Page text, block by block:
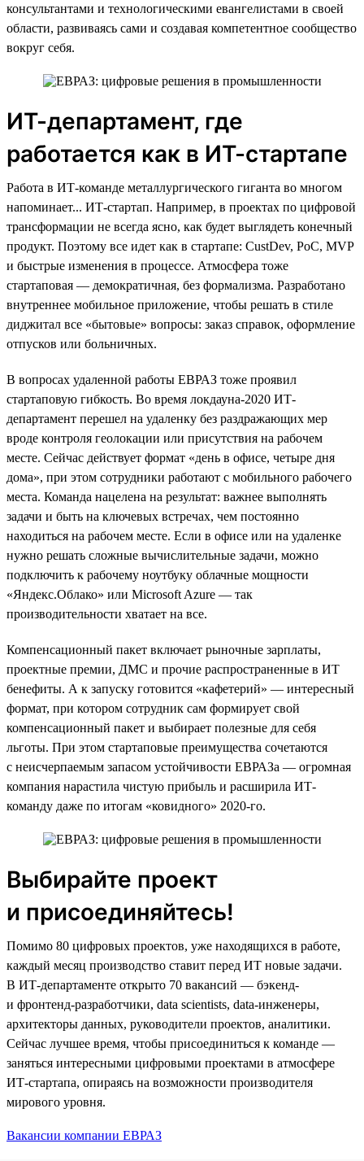
консультантами и технологическими евангелистами в своей
области, развиваясь сами и создавая компетентное сообщество
вокруг себя.
ИТ-департамент, где
работается как в ИТ-стартапе
Работа в ИТ-команде металлургического гиганта во многом
напоминает... ИТ-стартап. Например, в проектах по цифровой
трансформации не всегда ясно, как будет выглядеть конечный
продукт. Поэтому все идет как в стартапе: CustDev, PoC, MVP
и быстрые изменения в процессе. Атмосфера тоже
стартаповая — демократичная, без формализма. Разработано
внутреннее мобильное приложение, чтобы решать в стиле
диджитал все «бытовые» вопросы: заказ справок, оформление
отпусков или больничных.
В вопросах удаленной работы ЕВРАЗ тоже проявил
стартаповую гибкость. Во время локдауна-2020 ИТ-
департамент перешел на удаленку без раздражающих мер
вроде контроля геолокации или присутствия на рабочем
месте. Сейчас действует формат «день в офисе, четыре дня
дома», при этом сотрудники работают с мобильного рабочего
места. Команда нацелена на результат: важнее выполнять
задачи и быть на ключевых встречах, чем постоянно
находиться на рабочем месте. Если в офисе или на удаленке
нужно решать сложные вычислительные задачи, можно
подключить к рабочему ноутбуку облачные мощности
«Яндекс.Облако» или Microsoft Azure — так
производительности хватает на все.
Компенсационный пакет включает рыночные зарплаты,
проектные премии, ДМС и прочие распространенные в ИТ
бенефиты. А к запуску готовится «кафетерий» — интересный
формат, при котором сотрудник сам формирует свой
компенсационный пакет и выбирает полезные для себя
льготы. При этом стартаповые преимущества сочетаются
с неисчерпаемым запасом устойчивости ЕВРАЗа — огромная
компания нарастила чистую прибыль и расширила ИТ-
команду даже по итогам «ковидного» 2020-го.
Выбирайте проект
и присоединяйтесь!
Помимо 80 цифровых проектов, уже находящихся в работе,
каждый месяц производство ставит перед ИТ новые задачи.
В ИТ-департаменте открыто 70 вакансий — бэкенд-
и фронтенд-разработчики, data scientists, data-инженеры,
архитекторы данных, руководители проектов, аналитики.
Сейчас лучшее время, чтобы присоединиться к команде —
заняться интересными цифровыми проектами в атмосфере
ИТ-стартапа, опираясь на возможности производителя
мирового уровня.
Вакансии компании ЕВРАЗ